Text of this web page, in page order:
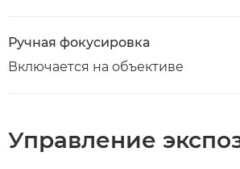
Ручная фокусировка
Включается на объективе
Управление